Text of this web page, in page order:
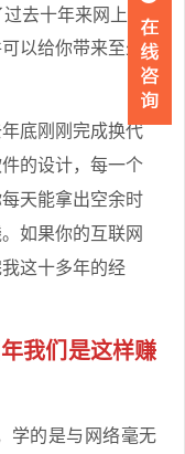
去十年来网上所
以给你带来至少
底刚刚完成换代
的设计，每一个
天能拿出空余时
如果你的互联网
这十多年的经
我们是这样赚
学的是与网络毫无